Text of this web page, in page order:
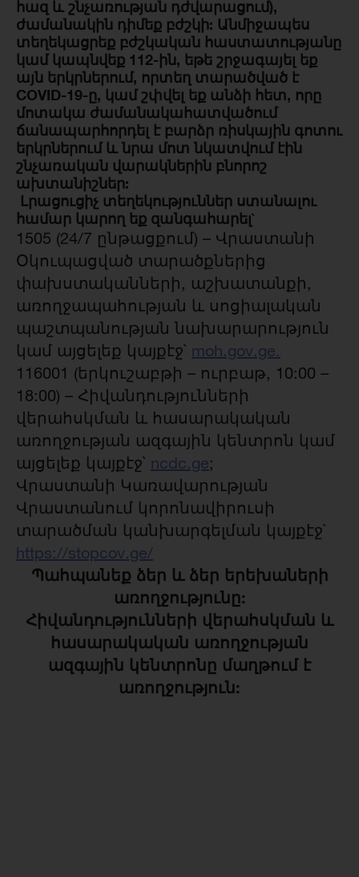
հազ և շնչառության դժվարացում),
ժամանակին դիմեք բժշկի: Անմիջապես
տեղեկացրեք բժշկական հաստատությանը
կամ կապնվեք 112-ին, եթե շրջագայել եք
այն երկրներում, որտեղ տարածված է
COVID-19-ը, կամ շփվել եք անձի հետ, որը
մոտակա ժամանակահատվածում
ճանապարհորդել է բարձր ռիսկային գոտու
երկրներում և նրա մոտ նկատվում էին
շնչառական վարակներին բնորոշ
ախտանիշներ:
Լրացուցիչ տեղեկություններ ստանալու
համար կարող եք զանգահարել`
1505 (24/7 ընթացքում) – Վրաստանի
Օկուպացված տարածքներից
փախստականների, աշխատանքի,
առողջապահության և սոցիալական
պաշտպանության նախարարություն
կամ այցելեք կայքէջ` moh.gov.ge.
116001 (երկուշաբթի – ուրբաթ, 10:00 –
18:00) – Հիվանդությունների
վերահսկման և հասարակական
առողջության ազգային կենտրոն կամ
այցելեք կայքէջ` ncdc.ge;
Վրաստանի Կառավարության
Վրաստանում կորոնավիրուսի
տարածման կանխարգելման կայքէջ`
https://stopcov.ge/
Պահպանեք ձեր և ձեր երեխաների
առողջությունը:
Հիվանդությունների վերահսկման և
հասարակական առողջության
ազգային կենտրոնը մաղթում է
առողջություն: